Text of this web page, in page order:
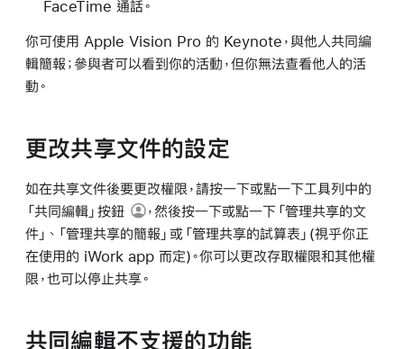
FaceTime 通話。
你可使用 Apple Vision Pro 的 Keynote，與他人共同編
輯簡報；參與者可以看到你的活動，但你無法查看他人的活
動。
更改共享文件的設定
如在共享文件後要更改權限，請按一下或點一下工具列中的
「共同編輯」按鈕
，然後按一下或點一下「管理共享的文
件」、「管理共享的簡報」或「管理共享的試算表」(視乎你正
在使用的 iWork app 而定)。你可以更改存取權限和其他權
限，也可以停止共享。
共同編輯不支援的功能